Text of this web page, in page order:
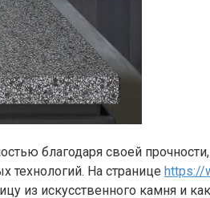
благодаря своей
технологий. На странице https://
искусственного камня и